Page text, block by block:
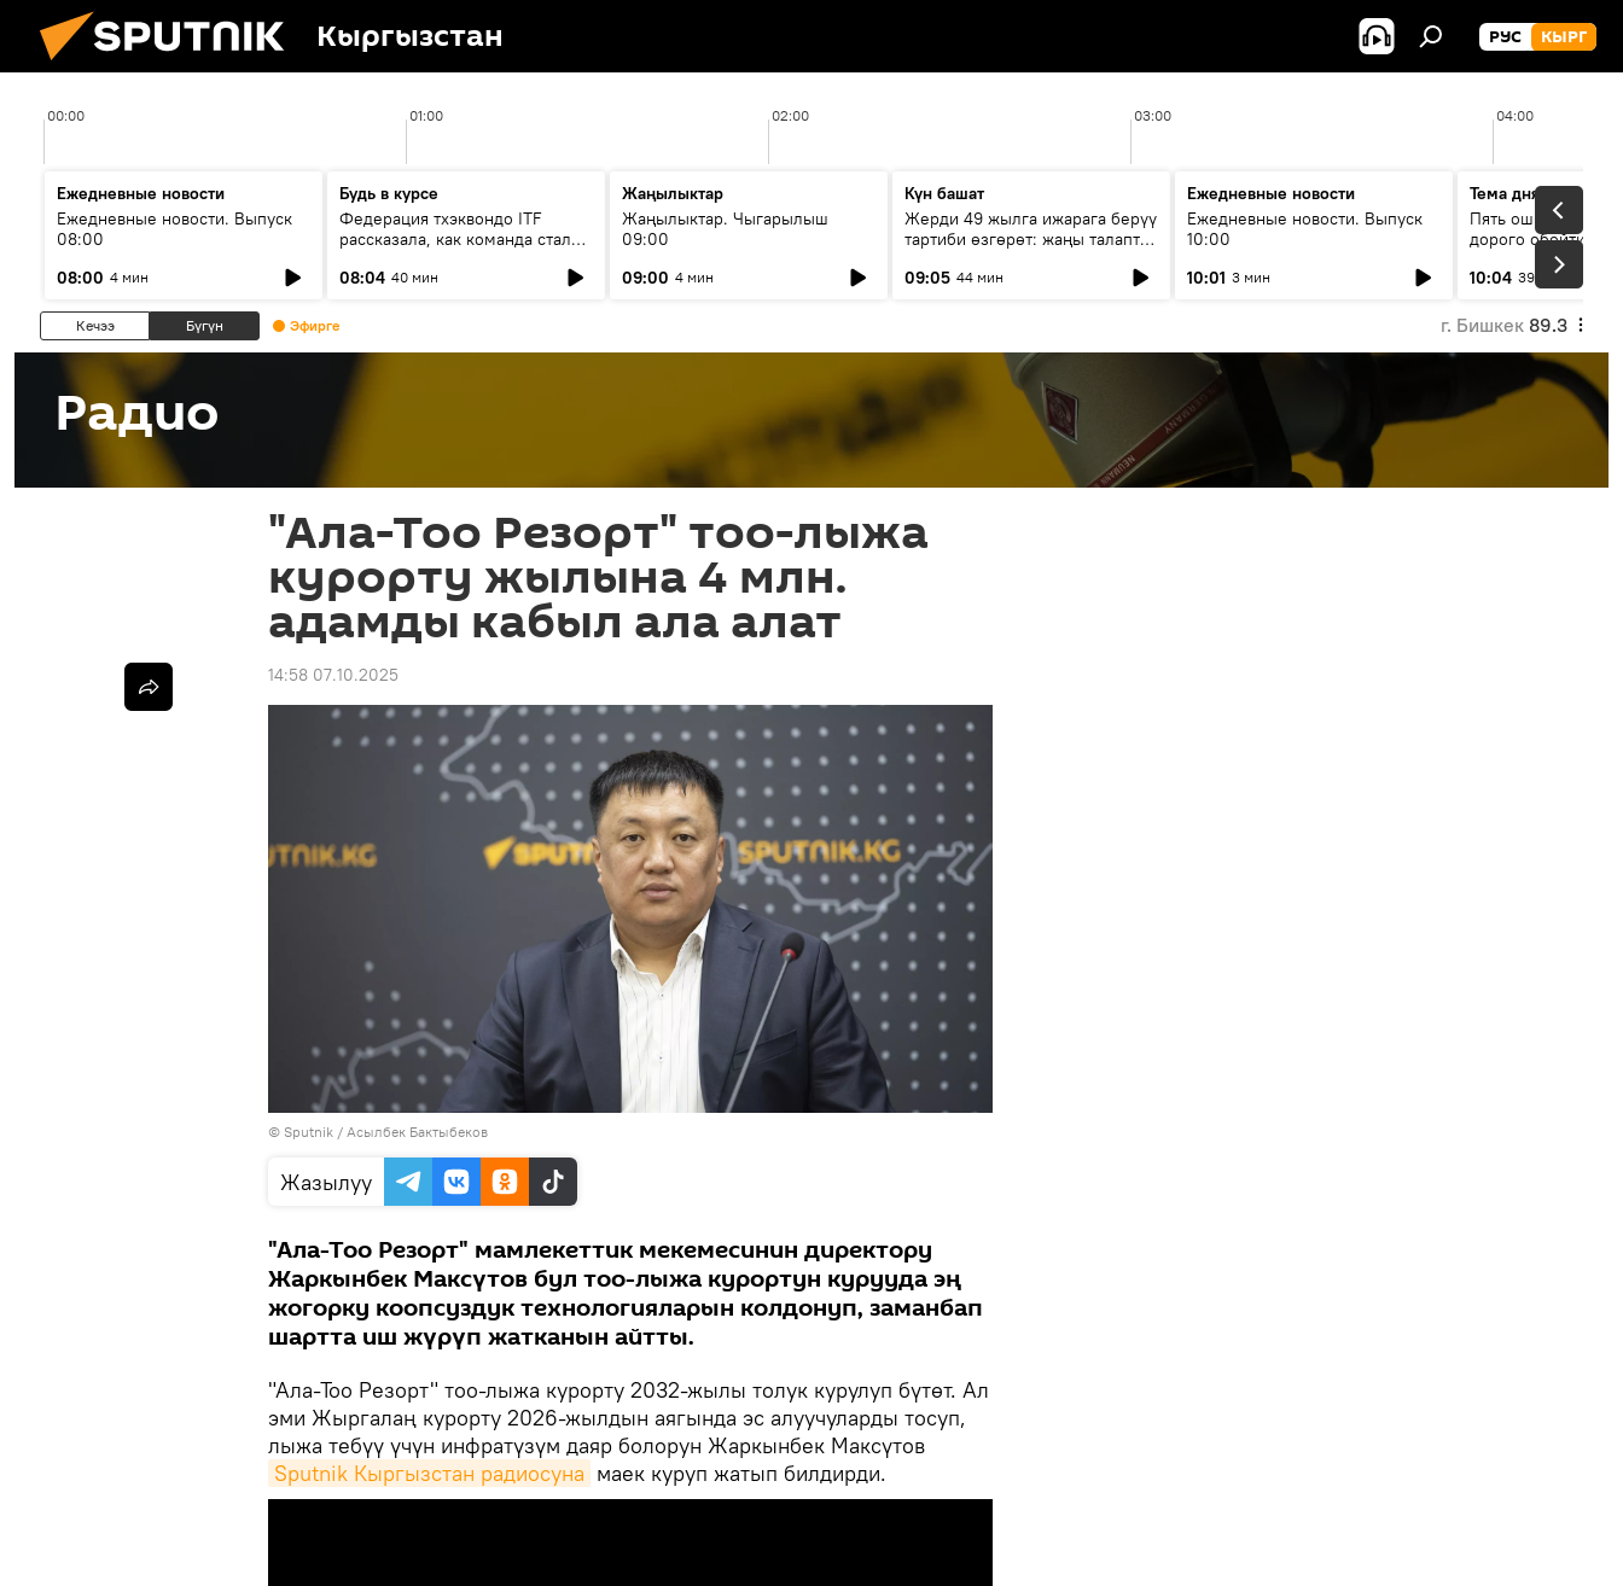
Кыргызстан РУС КЫРГ
00:00 01:00 02:00 03:00 04:00
Ежедневные новости
Ежедневные новости. Выпуск
08:00
08:00 4 мин
Будь в курсе
Федерация тхэквондо ITF
рассказала, как команда стала
08:04 40 мин
Жаңылыктар
Жаңылыктар. Чыгарылыш
09:00
09:00 4 мин
Күн башат
Жерди 49 жылга ижарага берүү
тартиби өзгөрөт: жаңы талаптар
09:05 44 мин
Ежедневные новости
Ежедневные новости. Выпуск
10:00
10:01 3 мин
Тема дня
Пять ошибок
дорого обойтись
10:04 39 мин
Кечээ Бүгүн Эфирге г. Бишкек 89.3
Радио
"Ала-Тоо Резорт" тоо-лыжа
курорту жылына 4 млн.
адамды кабыл ала алат
14:58 07.10.2025
© Sputnik / Асылбек Бактыбеков
Жазылуу
"Ала-Тоо Резорт" мамлекеттик мекемесинин директору
Жаркынбек Максүтов бул тоо-лыжа курортун курууда эң
жогорку коопсуздук технологияларын колдонуп, заманбап
шартта иш жүрүп жатканын айтты.
"Ала-Тоо Резорт" тоо-лыжа курорту 2032-жылы толук курулуп бүтөт. Ал
эми Жыргалаң курорту 2026-жылдын аягында эс алуучуларды тосуп,
лыжа тебүү үчүн инфратүзүм даяр болорун Жаркынбек Максүтов
Sputnik Кыргызстан радиосуна маек куруп жатып билдирди.